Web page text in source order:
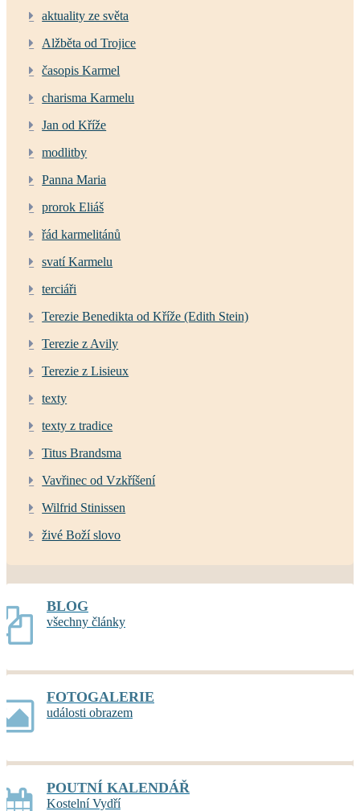
aktuality ze světa
Alžběta od Trojice
časopis Karmel
charisma Karmelu
Jan od Kříže
modlitby
Panna Maria
prorok Eliáš
řád karmelitánů
svatí Karmelu
terciáři
Terezie Benedikta od Kříže (Edith Stein)
Terezie z Avily
Terezie z Lisieux
texty
texty z tradice
Titus Brandsma
Vavřinec od Vzkříšení
Wilfrid Stinissen
živé Boží slovo
BLOG
všechny články
FOTOGALERIE
události obrazem
POUTNÍ KALENDÁŘ
Kostelní Vydří